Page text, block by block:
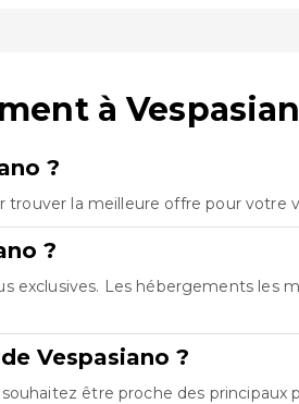
à
?
trouver la meilleure offre pour votre
?
exclusives. Les hébergements les
Vespasiano ?
être proche des principaux